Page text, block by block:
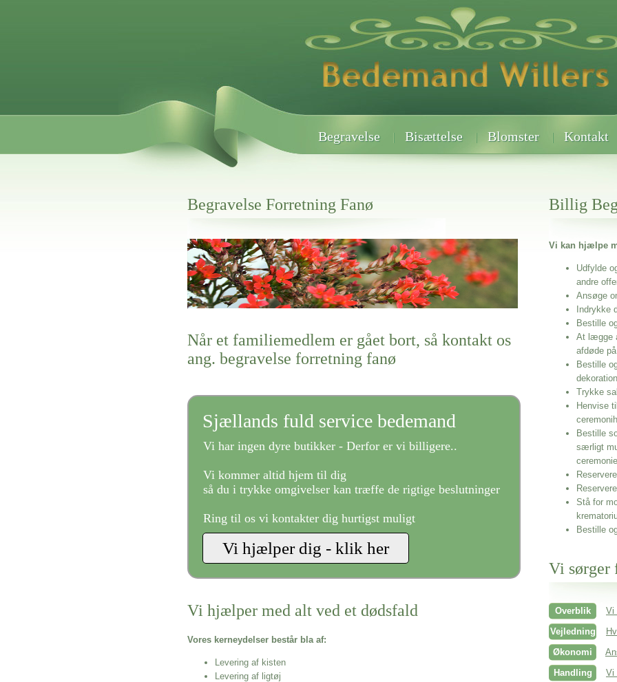
Begravelse Bisættelse Blomster Kontakt
Begravelse Forretning Fanø
Her hos os får du altid en god afslutning når det gælder
Begravelse Forretning Fanø
vi hjælper i alle faser af begravelsel
Når et familiemedlem er gået bort, så kontakt os
ang. begravelse forretning fanø
Sjællands fuld service bedemand
Vi har ingen dyre butikker - Derfor er vi billigere..
Vi kommer altid hjem til dig
så du i trykke omgivelser kan træffe de rigtige beslutninger
Ring til os vi kontakter dig hurtigst muligt
Vi hjælper med alt ved et dødsfald
Vores kerneydelser består bla af:
Levering af kisten
Levering af ligtøj
Billig
Vi kan hjælpe
Udfylde
andre
Ansøge
Indrykke
Bestille
At lægge
afdøde på
Bestille
Trykke
Henvise
Bestille
særligt
Stå for
Bestille
Vi sørger
Overblik
Vi
Vejledning
Økonomi
Handling
Vi